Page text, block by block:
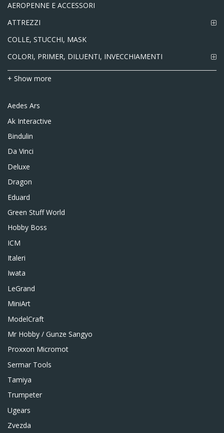
AEROPENNE E ACCESSORI
ATTREZZI
COLLE, STUCCHI, MASK
COLORI, PRIMER, DILUENTI, INVECCHIAMENTI
+ Show more
Aedes Ars
Ak Interactive
Bindulin
Da Vinci
Deluxe
Dragon
Eduard
Green Stuff World
Hobby Boss
ICM
Italeri
Iwata
LeGrand
MiniArt
ModelCraft
Mr Hobby / Gunze Sangyo
Proxxon Micromot
Sermar Tools
Tamiya
Trumpeter
Ugears
Zvezda